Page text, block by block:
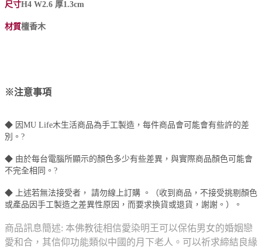
尺寸H4 W2.6 厚1.3cm
材質檀香木
※注意事項
◆ 因MU Life木生活商品為手工製造，每件商品會可能會有些許的差
別。 ?
◆ 由於每台電腦所顯示的顏色多少有些差異，與實際商品顏色可能會
不完全相同。 ?
◆ 上述若無法接受者， 請勿線上訂購 。（收到商品，不接受挑剔顏色
或產品因手工製造之差異性原因，而要求換貨或退貨，謝謝。）。
商品訊息簡述: 本佛教徒相信愛染明王可以保佑男女的婚姻戀
愛和合，其信仰功能類似中國的月下老人。可以祈求締結良緣